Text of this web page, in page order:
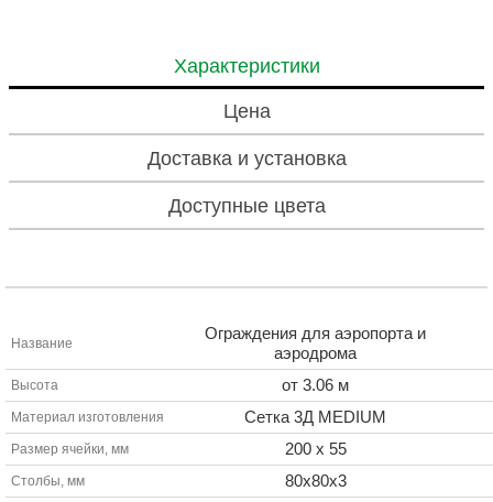
Характеристики
Цена
Доставка и установка
Доступные цвета
Название
Ограждения для аэропорта и
аэродрома
Высота от 3.06 м
Материал изготовления Сетка 3Д MEDIUM
Размер ячейки, мм 200 х 55
Столбы, мм 80х80х3